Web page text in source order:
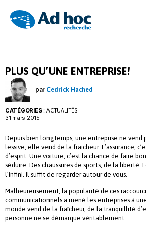
Ad
PLUS QU’UNE ENTREPRISE!
par Cedrick Hached
CATÉGORIES: ACTUALITÉS
31 mars 2015
Depuis bien longtemps, une entreprise ne vend
lessive, elle vend de la fraicheur. L’assurance,
d’esprit. Une voiture, c’est la chance de faire
séduire. Des chaussures de sports, de la liberté.
l’infini. Il suffit de regarder autour de vous.
Malheureusement, la popularité de ces
communicationnels a mené les entreprises à
monde vend de la fraîcheur, de la tranquillité
personne ne se démarque véritablement.